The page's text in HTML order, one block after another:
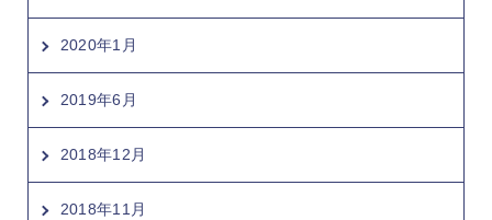
2020年1月
2019年6月
2018年12月
2018年11月